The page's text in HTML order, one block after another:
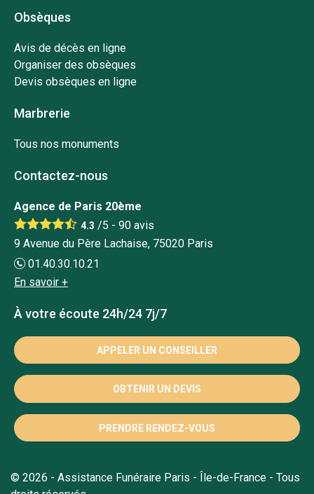
Obsèques
Avis de décès en ligne
Organiser des obsèques
Devis obsèques en ligne
Marbrerie
Tous nos monuments
Contactez-nous
Agence de Paris 20ème
4.3 /5 - 90 avis
9 Avenue du Père Lachaise, 75020 Paris
01.40.30.10.21
En savoir +
À votre écoute 24h/24 7j/7
APPELER UN CONSEILLER
OBTENIR UN DEVIS
PRENDRE RENDEZ-VOUS
© 2026 - Assistance Funéraire Paris - Île-de-France - Tous